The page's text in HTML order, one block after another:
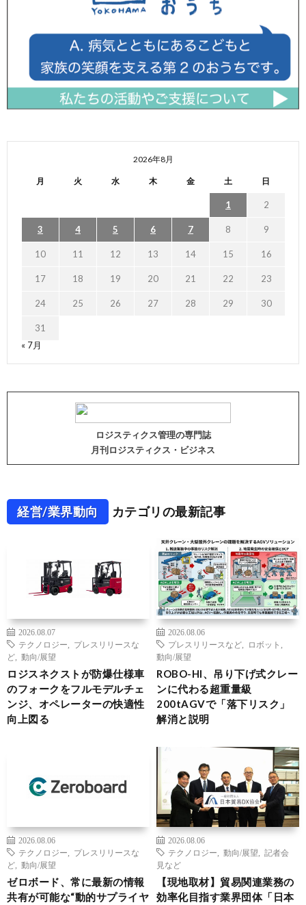
2026年8月
月 火 水 木 金 土 日
1 2
3 4 5 6 7 8 9
10 11 12 13 14 15 16
17 18 19 20 21 22 23
24 25 26 27 28 29 30
31
« 7月
ロジスティクス管理の専門誌
月刊ロジスティクス・ビジネス
経営/業界動向 カテゴリの最新記事
2026.08.07
テクノロジー
プレスリリースな
ど
動向/展望
ロジスネクストが防爆仕様車
のフォークをフルモデルチェ
ンジ、オペレーターの快適性
向上図る
2026.08.06
プレスリリースなど
ロボット
動向/展望
ROBO-HI、吊り下げ式クレー
ンに代わる超重量級
200tAGVで「落下リスク」
解消と説明
2026.08.06
テクノロジー
プレスリリースな
ど
動向/展望
ゼロボード、常に最新の情報
共有が可能な“動的サプライヤ
2026.08.06
テクノロジー
動向/展望
記者会
見など
【現地取材】貿易関連業務の
効率化目指す業界団体「日本